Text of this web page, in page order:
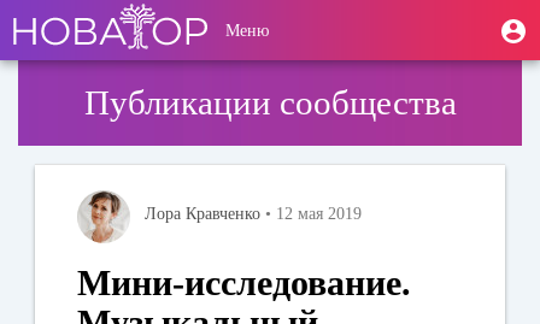
основному
содержанию
User
account
Меню
Публикации сообщества
Лора Кравченко • 12 мая 2019
Мини-исследование.